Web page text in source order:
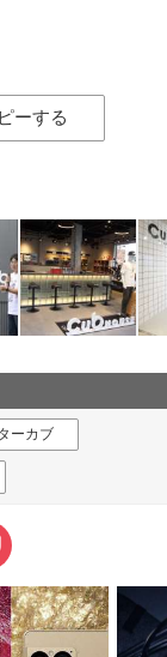
ーする
ーカブ